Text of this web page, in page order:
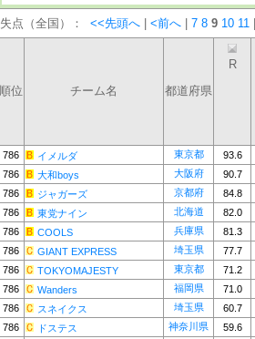
失点（全国）： <<先頭へ <前へ 7 8 9 10 11
順位 チーム名 都道府県
R
786 イメルダ 東京都 93.6
786
大和boys 大阪府 90.7
786
ジャガーズ 京都府 84.8
786
東党ナイン 北海道 82.0
786
COOLS 兵庫県 81.3
786
GIANT EXPRESS 埼玉県 77.7
786
TOKYOMAJESTY 東京都 71.2
786
Wanders 福岡県 71.0
786
スネイクス 埼玉県 60.7
786
ドステス 神奈川県 59.6